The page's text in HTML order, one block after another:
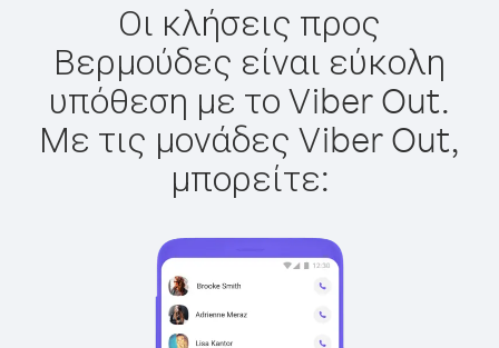
Οι κλήσεις προς
Βερμούδες είναι εύκολη
υπόθεση με το Viber Out.
Με τις μονάδες Viber Out,
μπορείτε: